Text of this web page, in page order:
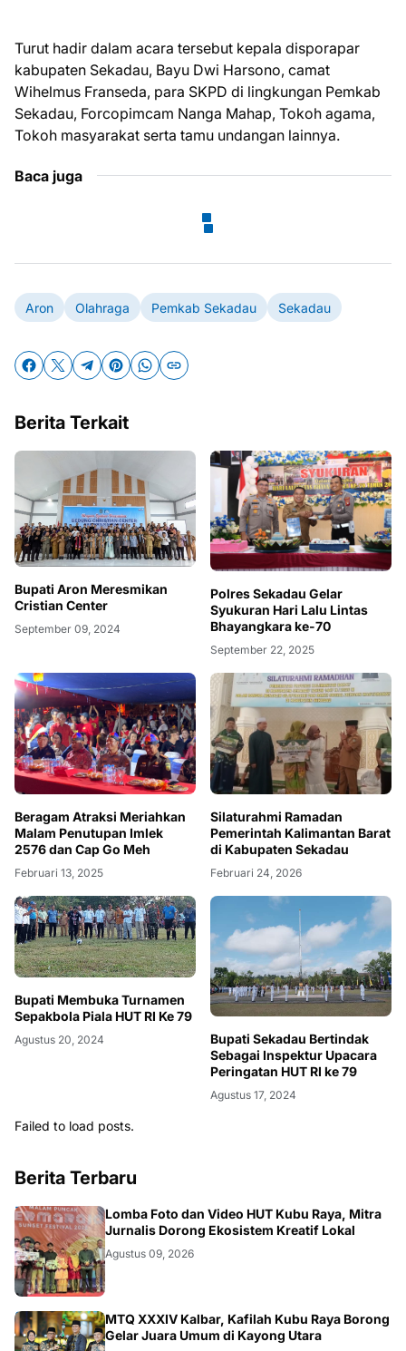
Turut hadir dalam acara tersebut kepala disporapar
kabupaten Sekadau, Bayu Dwi Harsono, camat
Wihelmus Franseda, para SKPD di lingkungan Pemkab
Sekadau, Forcopimcam Nanga Mahap, Tokoh agama,
Tokoh masyarakat serta tamu undangan lainnya.
Baca juga
Aron Olahraga Pemkab Sekadau Sekadau
Berita Terkait
Bupati Aron Meresmikan
Cristian Center
September 09, 2024
Polres Sekadau Gelar
Syukuran Hari Lalu Lintas
Bhayangkara ke-70
September 22, 2025
Beragam Atraksi Meriahkan
Malam Penutupan Imlek
2576 dan Cap Go Meh
Februari 13, 2025
Silaturahmi Ramadan
Pemerintah Kalimantan Barat
di Kabupaten Sekadau
Februari 24, 2026
Bupati Membuka Turnamen
Sepakbola Piala HUT RI Ke 79
Agustus 20, 2024
Bupati Sekadau Bertindak
Sebagai Inspektur Upacara
Peringatan HUT RI ke 79
Agustus 17, 2024
Failed to load posts.
Berita Terbaru
DAERAH
Lomba Foto dan Video HUT Kubu Raya, Mitra
Jurnalis Dorong Ekosistem Kreatif Lokal
Agustus 09, 2026
KALBAR
MTQ XXXIV Kalbar, Kafilah Kubu Raya Borong
Gelar Juara Umum di Kayong Utara